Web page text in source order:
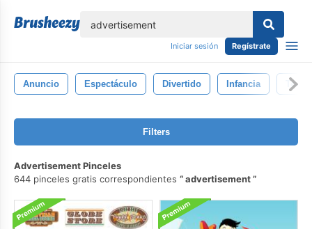
Iniciar sesión Regístrate
Anuncio Espectáculo Divertido Infancia Teatro
Filters
Advertisement Pinceles
644 pinceles gratis correspondientes
advertisement